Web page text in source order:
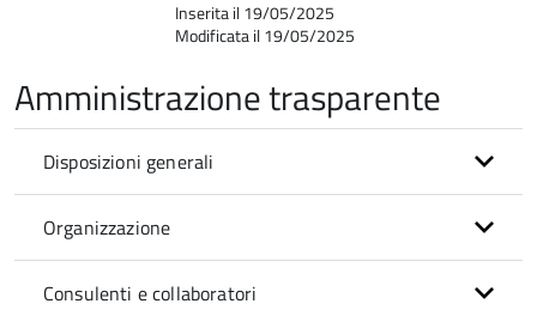
Inserita il 19/05/2025
Modificata il 19/05/2025
Amministrazione trasparente
Disposizioni generali
Organizzazione
Consulenti e collaboratori